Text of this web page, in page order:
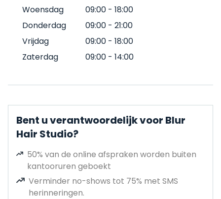
Woensdag
09:00 - 18:00
Donderdag
09:00 - 21:00
Vrijdag
09:00 - 18:00
Zaterdag
09:00 - 14:00
Bent u verantwoordelijk voor Blur
Hair Studio?
50% van de online afspraken worden buiten
kantooruren geboekt
Verminder no-shows tot 75% met SMS
herinneringen.